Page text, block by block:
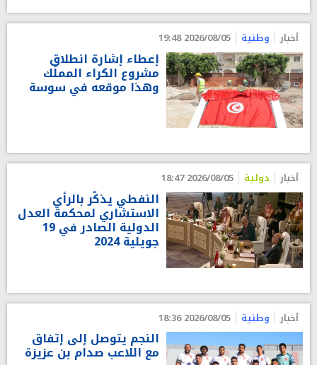
أخبار وطنية 2026/08/05 19:48
إعطاء إشارة انطلاق
مشروع الكراء المملّك
وهذا موقعه في سوسة
أخبار دولية 2026/08/05 18:47
النفطي يذكّر بالرأي
الاستشاري لمحكمة العدل
الدولية الصادر في 19
جويلية 2024
أخبار وطنية 2026/08/05 18:36
النجم يتوصل إلى إتفاق
مع اللاعب صدام بن عزيزة